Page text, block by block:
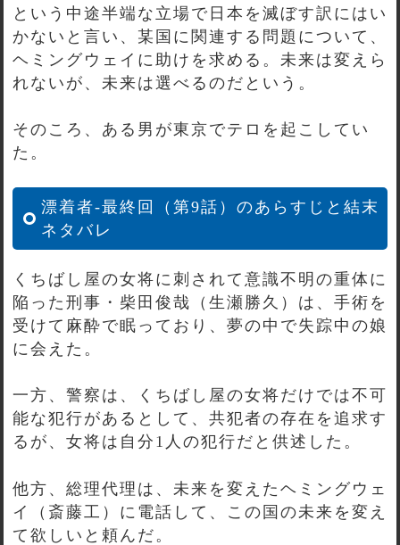
という中途半端な立場で日本を滅ぼす訳にはい
かないと言い、某国に関連する問題について、
ヘミングウェイに助けを求める。未来は変えら
れないが、未来は選べるのだという。
そのころ、ある男が東京でテロを起こしてい
た。
漂着者-最終回（第9話）のあらすじと結末
ネタバレ
くちばし屋の女将に刺されて意識不明の重体に
陥った刑事・柴田俊哉（生瀬勝久）は、手術を
受けて麻酔で眠っており、夢の中で失踪中の娘
に会えた。
一方、警察は、くちばし屋の女将だけでは不可
能な犯行があるとして、共犯者の存在を追求す
るが、女将は自分1人の犯行だと供述した。
他方、総理代理は、未来を変えたヘミングウェ
イ（斎藤工）に電話して、この国の未来を変え
て欲しいと頼んだ。